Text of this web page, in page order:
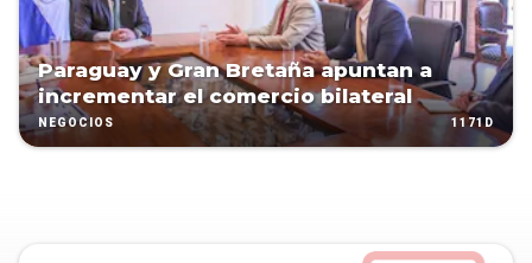
Paraguay y Gran Bretaña apuntan a
incrementar el comercio bilateral
NEGOCIOS 1171D